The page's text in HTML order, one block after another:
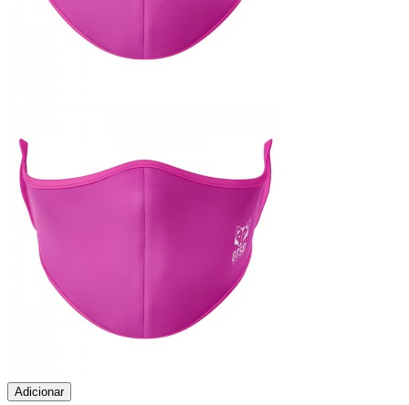
Adicionar